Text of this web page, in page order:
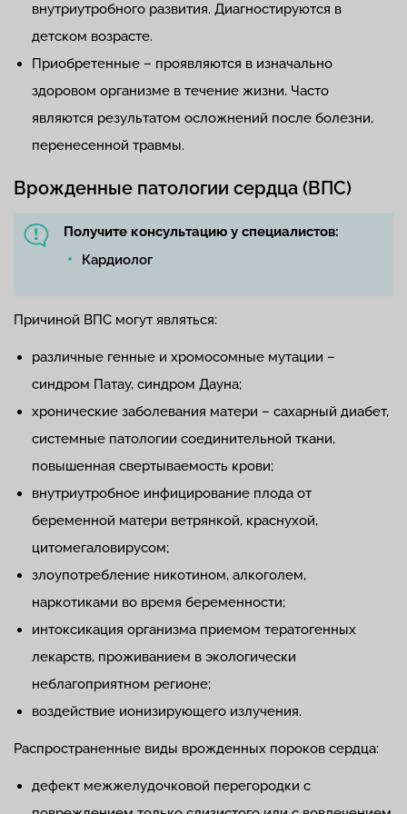
внутриутробного развития. Диагностируются в
детском возрасте.
Приобретенные – проявляются в изначально
здоровом организме в течение жизни. Часто
являются результатом осложнений после болезни,
перенесенной травмы.
Врожденные патологии сердца (ВПС)
Получите консультацию у специалистов:
Кардиолог
Причиной ВПС могут являться:
различные генные и хромосомные мутации –
синдром Патау, синдром Дауна;
хронические заболевания матери – сахарный диабет,
системные патологии соединительной ткани,
повышенная свертываемость крови;
внутриутробное инфицирование плода от
беременной матери ветрянкой, краснухой,
цитомегаловирусом;
злоупотребление никотином, алкоголем,
наркотиками во время беременности;
интоксикация организма приемом тератогенных
лекарств, проживанием в экологически
неблагоприятном регионе;
воздействие ионизирующего излучения.
Распространенные виды врожденных пороков сердца:
дефект межжелудочковой перегородки с